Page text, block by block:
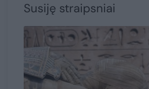
Susiję straipsniai